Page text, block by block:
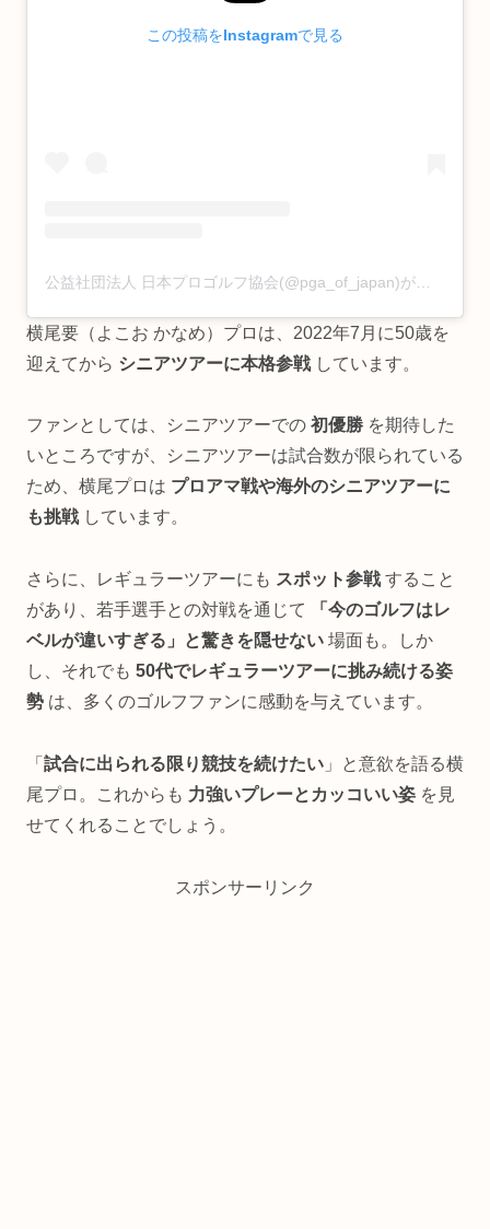
この投稿をInstagramで見る
横尾要（よこお かなめ）プロは、2022年7月に50歳を
迎えてから シニアツアーに本格参戦しています。
ファンとしては、シニアツアーでの 初優勝 を期待した
いところですが、シニアツアーは試合数が限られている
ため、横尾プロは プロアマ戦や海外のシニアツアーに
も挑戦しています。
さらに、レギュラーツアーにも スポット参戦すること
があり、若手選手との対戦を通じて
「今のゴルフはレ
ベルが違いすぎる」と驚きを隠せない 場面も。しか
し、それでも 50代でレギュラーツアーに挑み続ける姿
勢 は、多くのゴルフファンに感動を与えています。
「 試合に出られる限り競技を続けたい 」と意欲を語る横
尾プロ。これからも 力強いプレーとカッコいい姿 を見
せてくれることでしょう。
スポンサーリンク